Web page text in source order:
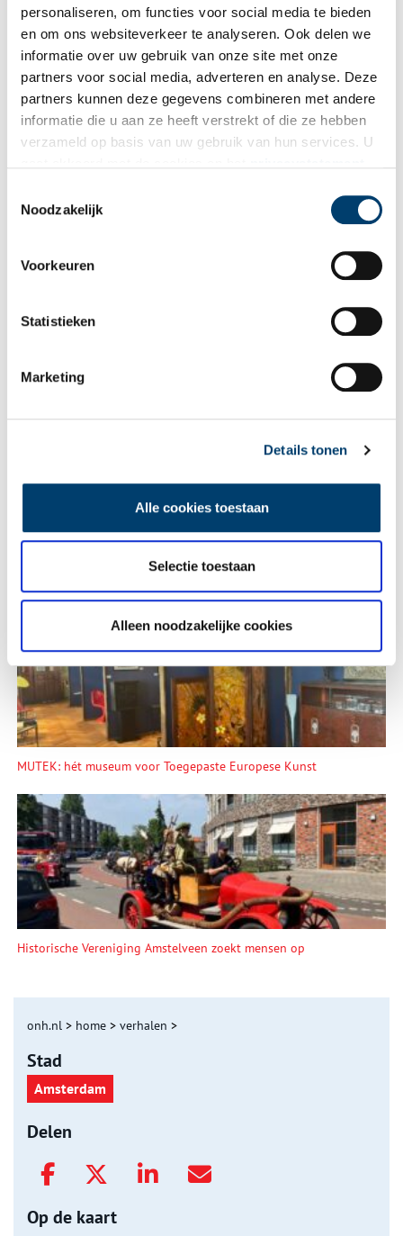
personaliseren, om functies voor social media te bieden
en om ons websiteverkeer te analyseren. Ook delen we
informatie over uw gebruik van onze site met onze
partners voor social media, adverteren en analyse. Deze
partners kunnen deze gegevens combineren met andere
informatie die u aan ze heeft verstrekt of die ze hebben
verzameld op basis van uw gebruik van hun services. U
Noodzakelijk
Voorkeuren
Statistieken
Marketing
Details tonen
Alle cookies toestaan
Selectie toestaan
Alleen noodzakelijke cookies
Vereiste velden zijn gemarkeerd met *. Het e-mailadres wordt niet
gepubliceerd.
MUTEK: hét museum voor Toegepaste Europese Kunst
Historische Vereniging Amstelveen zoekt mensen op
onh.nl > home > verhalen >
Stad
Amsterdam
Delen
Op de kaart